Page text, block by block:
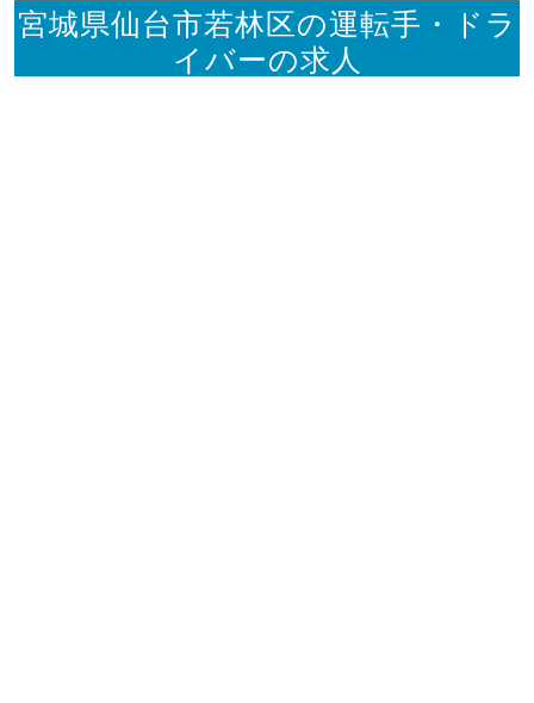
宮城県仙台市若林区の運転手・ドラ
イバーの求人